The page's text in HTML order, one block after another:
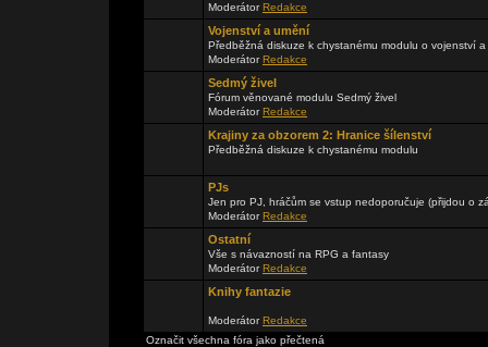
ModerátorRedakce
Vojenství a umění
Předběžná diskuze k chystanému modulu o vojenství
ModerátorRedakce
Sedmý živel
Fórum věnované modulu Sedmý živel
ModerátorRedakce
Krajiny za obzorem 2: Hranice šílenství
Předběžná diskuze k chystanému modulu
PJs
Jen pro PJ, hráčům se vstup nedoporučuje (přijdou o
ModerátorRedakce
Ostatní
Vše s návazností na RPG a fantasy
ModerátorRedakce
Knihy fantazie
ModerátorRedakce
Označit všechna fóra jako přečtená